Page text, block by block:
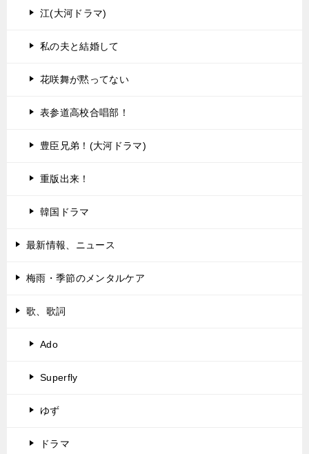
江(大河ドラマ)
私の夫と結婚して
花咲舞が黙ってない
表参道高校合唱部！
豊臣兄弟！(大河ドラマ)
重版出来！
韓国ドラマ
最新情報、ニュース
梅雨・季節のメンタルケア
歌、歌詞
Ado
Superfly
ゆず
ドラマ